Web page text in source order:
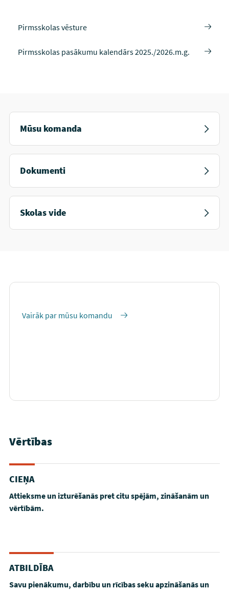
Pirmsskolas vēsture
Pirmsskolas pasākumu kalendārs 2025./2026.m.g.
Mūsu komanda
Dokumenti
Skolas vide
Vairāk par mūsu komandu
Vērtības
CIEŅA
Attieksme un izturēšanās pret citu spējām, zināšanām un
vērtībām.
ATBILDĪBA
Savu pienākumu, darbību un rīcības seku apzināšanās un